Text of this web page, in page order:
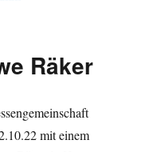
Räker
mit einem